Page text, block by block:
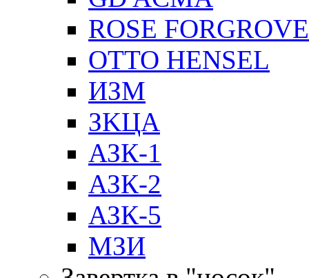
ROSE FORGROVE
OTTO HENSEL
ИЗМ
ЗKЦA
АЗК-1
АЗК-2
АЗК-5
МЗИ